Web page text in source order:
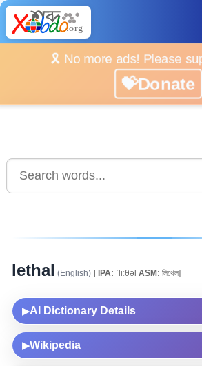
🎗️ No more ads! Please
💝Donate
lethal (English) [IPA: ˈliːθəl ASM: লিথেল]
▶AI Dictionary Details
▶Wikipedia